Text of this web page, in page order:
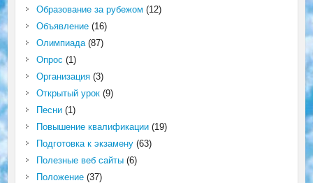
Образование за рубежом (12)
Объявление(16)
Олимпиада(87)
Опрос (1)
Организация(3)
Открытый урок(9)
Песни(1)
Повышение квалификации(19)
Подготовка к экзамену(63)
Полезные веб сайты(6)
Положение(37)